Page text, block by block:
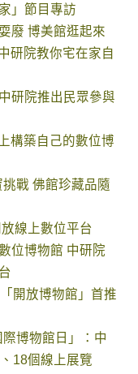
」節目專訪
廢 博美館逛起來
研院教你宅在家自
研院推出民眾參與
構築自己的數位博
戰 佛館珍藏品隨
線上數位平台
位博物館 中研院
開放博物館」首推
博物館日」：中
18個線上展覽